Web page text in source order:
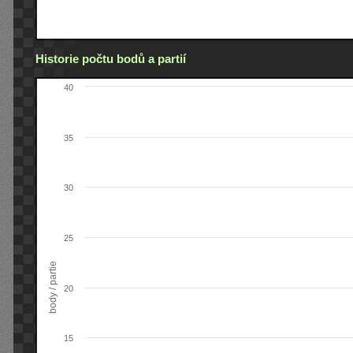
Historie počtu bodů a partií
body / partie
15
20
25
30
35
40